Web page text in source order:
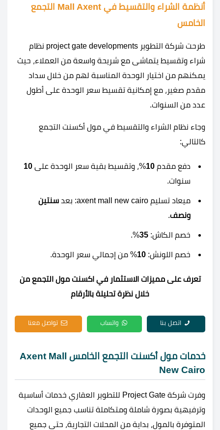
أنظمة الشراء والتقسيط في Mall Axent التجمع
الخامس
طرحت شركة التطوير project gate developments نظام
شراء وتقسيط يتماشى مع شريحة واسعة من العملاء، حيث
يمكنهم من اختيار الوحدة المناسبة لهم من خلال سداد
مقدم صغير، مع إمكانية تقسيط سعر الوحدة على أطول
عدد من السنوات.
وجاء نظام الشراء والتقسيط في مول أكسنت التجمع
كالتالي:
دفع مقدم 10%، وتقسيط بقية سعر الوحدة على 10
سنوات.
ميعاد تسليم axent mall new cairo: بعد
سنتين
ونصف.
خصم الكاش: 35
%.
خصم اللونش: 10% من إجمالي سعر الوحدة.
تعرف على مميزات الاستثمار في اكسنت مول التجمع من
خلال نظرة تحليلة بالأرقام
اتصل بنا واتساب تواصل معنا
خدمات مول أكسنت التجمع الخامس Axent Mall
New Cairo
وفرت شركة Project Gate للتطوير العقاري خدمات أساسية
وترفيهية بصورة شاملة ومتكاملة تناسب جميع الوحدات
المتوفرة بالمول، بداية من المحلات التجارية، حتى جميع